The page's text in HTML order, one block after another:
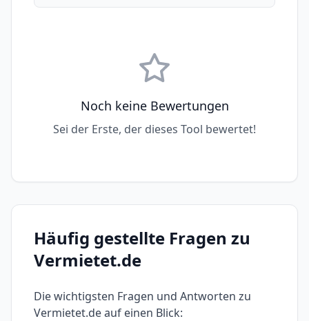
Noch keine Bewertungen
Sei der Erste, der dieses Tool bewertet!
Häufig gestellte Fragen zu
Vermietet.de
Die wichtigsten Fragen und Antworten zu
Vermietet.deauf einen Blick: